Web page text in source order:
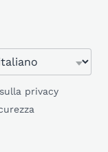
privacy